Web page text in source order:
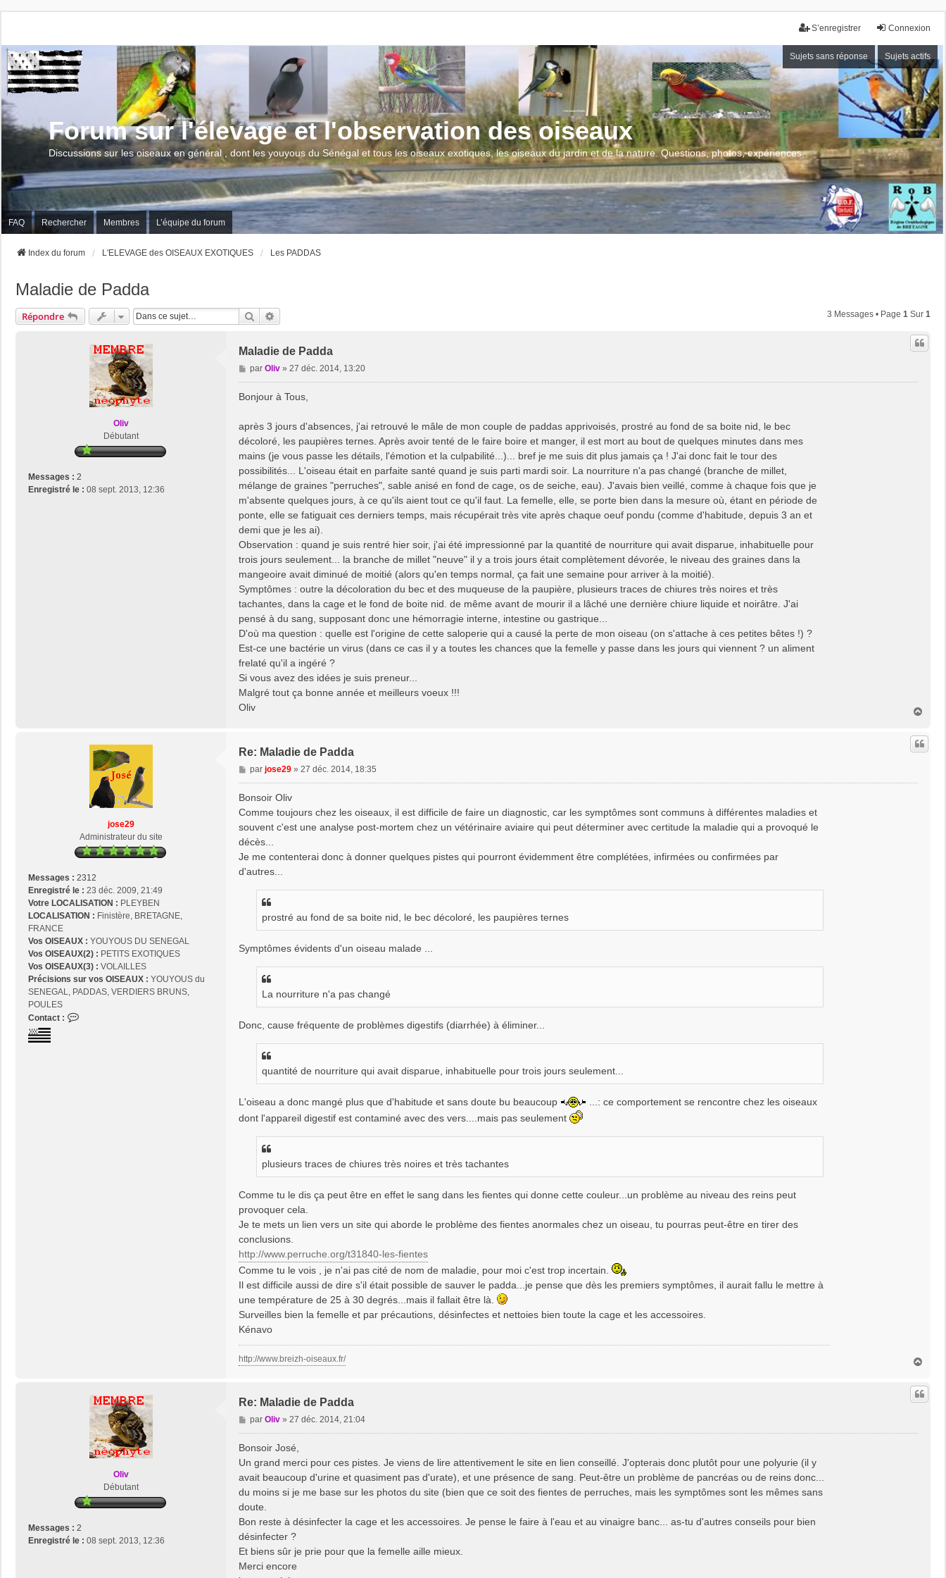
Connexion
S’enregistrer
Sujets sans réponse Sujets actifs
Forum sur l'élevage et l'observation des oiseaux
Discussions sur les oiseaux en général , dont les youyous du Sénégal et tous les oiseaux exotiques, les oiseaux du jardin et de la nature. Questions, photos, expériences.
FAQ Rechercher Membres L’équipe du forum
Index du forum L'ELEVAGE des OISEAUX EXOTIQUES Les PADDAS
Maladie de Padda
Répondre Rechercher 3 Messages • Page 1 Sur 1
Oliv
Débutant
Messages : 2
Enregistré le : 08 sept. 2013, 12:36
Maladie de Padda
M
e
g
e
par Oliv» 27 déc. 2014, 13:20
Bonjour à Tous,
après 3 jours d'absences, j'ai retrouvé le mâle de mon couple de paddas apprivoisés, prostré au fond de sa boite nid, le bec
décoloré, les paupières ternes. Après avoir tenté de le faire boire et manger, il est mort au bout de quelques minutes dans mes
mains (je vous passe les détails, l'émotion et la culpabilité...)... bref je me suis dit plus jamais ça ! J'ai donc fait le tour des
possibilités... L'oiseau était en parfaite santé quand je suis parti mardi soir. La nourriture n'a pas changé (branche de millet,
mélange de graines "perruches", sable anisé en fond de cage, os de seiche, eau). J'avais bien veillé, comme à chaque fois que je
m'absente quelques jours, à ce qu'ils aient tout ce qu'il faut. La femelle, elle, se porte bien dans la mesure où, étant en période de
ponte, elle se fatiguait ces derniers temps, mais récupérait très vite après chaque oeuf pondu (comme d'habitude, depuis 3 an et
demi que je les ai).
Observation : quand je suis rentré hier soir, j'ai été impressionné par la quantité de nourriture qui avait disparue, inhabituelle pour
trois jours seulement... la branche de millet "neuve" il y a trois jours était complètement dévorée, le niveau des graines dans la
mangeoire avait diminué de moitié (alors qu'en temps normal, ça fait une semaine pour arriver à la moitié).
Symptômes : outre la décoloration du bec et des muqueuse de la paupière, plusieurs traces de chiures très noires et très
tachantes, dans la cage et le fond de boite nid. de même avant de mourir il a lâché une dernière chiure liquide et noirâtre. J'ai
pensé à du sang, supposant donc une hémorragie interne, intestine ou gastrique...
D'où ma question : quelle est l'origine de cette saloperie qui a causé la perte de mon oiseau (on s'attache à ces petites bêtes !) ?
Est-ce une bactérie un virus (dans ce cas il y a toutes les chances que la femelle y passe dans les jours qui viennent ? un aliment
frelaté qu'il a ingéré ?
Si vous avez des idées je suis preneur...
Malgré tout ça bonne année et meilleurs voeux !!!
Oliv
u
jose29
Administrateur du site
Messages : 2312
Enregistré le : 23 déc. 2009, 21:49
Votre LOCALISATION : PLEYBEN
LOCALISATION : Finistère, BRETAGNE,
FRANCE
Vos OISEAUX : YOUYOUS DU SENEGAL
Vos OISEAUX(2) : PETITS EXOTIQUES
Vos OISEAUX(3) : VOLAILLES
Précisions sur vos OISEAUX : YOUYOUS du
SENEGAL, PADDAS, VERDIERS BRUNS,
POULES
Contact :
Re: Maladie de Padda
M
e
a
g
e
par jose29» 27 déc. 2014, 18:35
Bonsoir Oliv
Comme toujours chez les oiseaux, il est difficile de faire un diagnostic, car les symptômes sont communs à différentes maladies et
souvent c'est une analyse post-mortem chez un vétérinaire aviaire qui peut déterminer avec certitude la maladie qui a provoqué le
décès...
Je me contenterai donc à donner quelques pistes qui pourront évidemment être complétées, infirmées ou confirmées par
d'autres...
prostré au fond de sa boite nid, le bec décoloré, les paupières ternes
Symptômes évidents d'un oiseau malade ...
La nourriture n'a pas changé
Donc, cause fréquente de problèmes digestifs (diarrhée) à éliminer...
quantité de nourriture qui avait disparue, inhabituelle pour trois jours seulement...
L'oiseau a donc mangé plus que d'habitude et sans doute bu beaucoup
...: ce comportement se rencontre chez les oiseaux
dont l'appareil digestif est contaminé avec des vers....mais pas seulement
plusieurs traces de chiures très noires et très tachantes
Comme tu le dis ça peut être en effet le sang dans les fientes qui donne cette couleur...un problème au niveau des reins peut
provoquer cela.
Je te mets un lien vers un site qui aborde le problème des fientes anormales chez un oiseau, tu pourras peut-être en tirer des
conclusions.
http://www.perruche.org/t31840-les-fientes
Comme tu le vois , je n'ai pas cité de nom de maladie, pour moi c'est trop incertain.
Il est difficile aussi de dire s'il était possible de sauver le padda...je pense que dès les premiers symptômes, il aurait fallu le mettre à
une température de 25 à 30 degrés...mais il fallait être là.
Surveilles bien la femelle et par précautions, désinfectes et nettoies bien toute la cage et les accessoires.
Kénavo
http://www.breizh-oiseaux.fr/
u
Oliv
Débutant
Messages : 2
Enregistré le : 08 sept. 2013, 12:36
Re: Maladie de Padda
M
e
a
g
e
par Oliv» 27 déc. 2014, 21:04
Bonsoir José,
Un grand merci pour ces pistes. Je viens de lire attentivement le site en lien conseillé. J'opterais donc plutôt pour une polyurie (il y
avait beaucoup d'urine et quasiment pas d'urate), et une présence de sang. Peut-être un problème de pancréas ou de reins donc...
du moins si je me base sur les photos du site (bien que ce soit des fientes de perruches, mais les symptômes sont les mêmes sans
doute.
Bon reste à désinfecter la cage et les accessoires. Je pense le faire à l'eau et au vinaigre banc... as-tu d'autres conseils pour bien
désinfecter ?
Et biens sûr je prie pour que la femelle aille mieux.
Merci encore